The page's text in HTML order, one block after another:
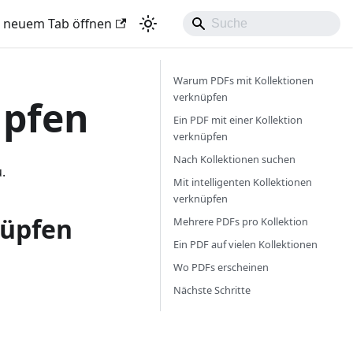
Tab öffnen
Warum PDFs mit Kollektionen
verknüpfen
Ein PDF mit einer Kollektion
verknüpfen
Nach Kollektionen suchen
Mit intelligenten Kollektionen
verknüpfen
Mehrere PDFs pro Kollektion
Ein PDF auf vielen Kollektionen
Wo PDFs erscheinen
Nächste Schritte